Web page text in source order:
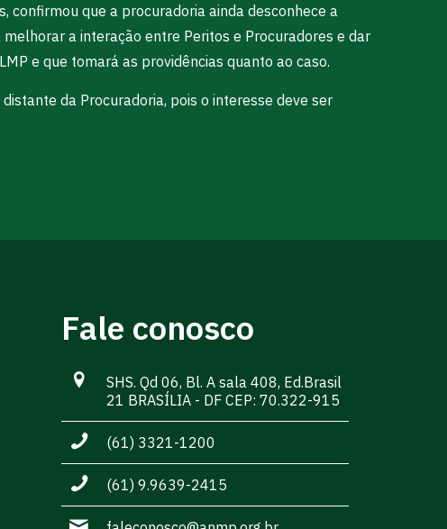
confirmou que a procuradoria ainda desconhece a
a interação entre Peritos e Procuradores e dar
e que tomará as providências quanto ao caso.
da Procuradoria, pois o interesse deve ser
Fale conosco
SHS. Qd 06, Bl. A sala 408, Ed.Brasil
21 BRASÍLIA - DF CEP: 70.322-915
(61) 3321-1200
(61) 9.9639-2415